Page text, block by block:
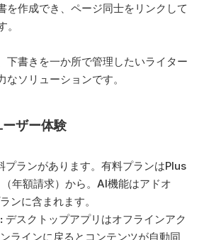
を作成でき、ページ同士をリンクして
。
下書きを一か所で管理したいライター
なソリューションです。
ザー体験
プランがあります。有料プランはPlus
（年額請求）から。AI機能はアドオ
ンに含まれます。
デスクトップアプリはオフラインアク
ラインに戻るとコンテンツが自動同